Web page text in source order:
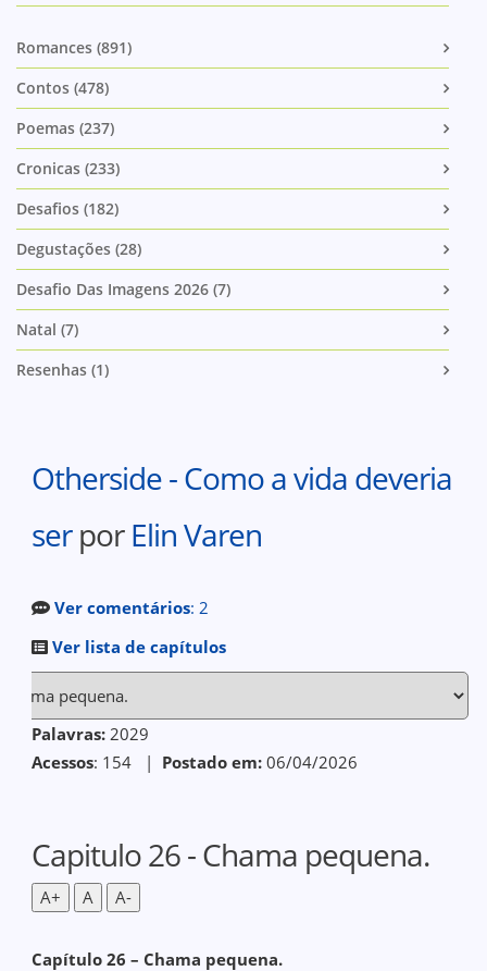
Romances (891)
Contos (478)
Poemas (237)
Cronicas (233)
Desafios (182)
Degustações (28)
Desafio Das Imagens 2026 (7)
Natal (7)
Resenhas (1)
Otherside - Como a vida deveria
serporElin Varen
Ver comentários: 2
Ver lista de capítulos
Palavras: 2029
Acessos: 154 | Postado em: 06/04/2026
Capitulo 26 - Chama pequena.
A+ A A-
Capítulo 26 – Chama pequena.